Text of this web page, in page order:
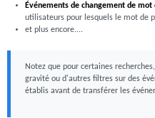
Événements de changement de mot
utilisateurs pour lesquels le mot de
et plus encore....
Notez que pour certaines
gravité ou d'autres filtres sur des
établis avant de transférer les